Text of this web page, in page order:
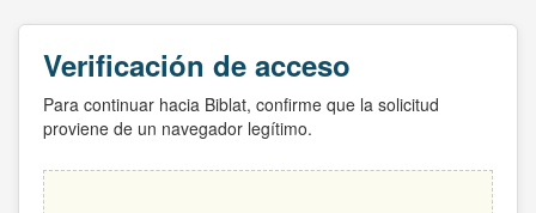
Verificación de acceso
Para continuar hacia Biblat, confirme que la solicitud
proviene de un navegador legítimo.